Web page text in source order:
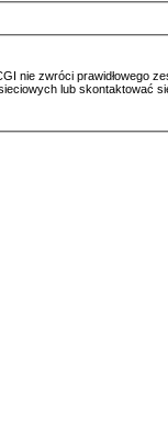
nie zwróci prawidłowego
lub skontaktować